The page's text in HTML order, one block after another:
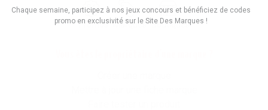
Chaque semaine, participez à nos jeux concours et bénéficiez de codes
promo en exclusivité sur le Site Des Marques !
Promos Marques Boutiques